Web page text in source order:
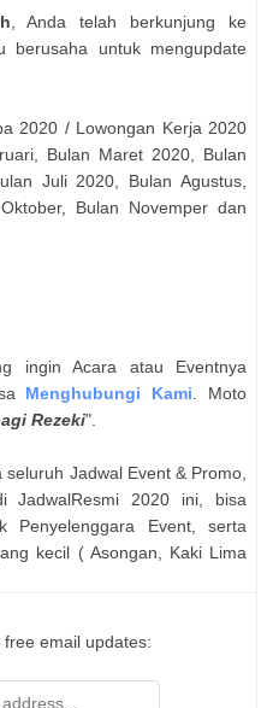
, Anda telah berkunjung ke
berusaha untuk mengupdate
2020 / Lowongan Kerja 2020
Bulan Maret 2020, Bulan
Juli 2020, Bulan Agustus,
Bulan Novemper dan
ingin Acara atau Eventnya
Menghubungi Kami . Moto
Rezeki".
Jadwal Event & Promo,
JadwalResmi 2020 ini, bisa
Penyelenggara Event, serta
kecil ( Asongan, Kaki Lima
email updates: